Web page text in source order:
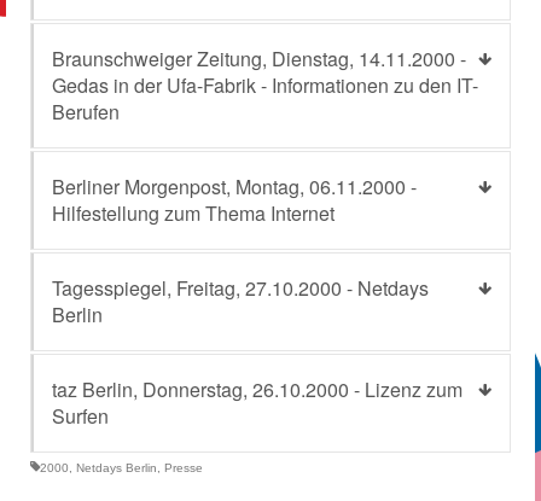
Braunschweiger Zeitung, Dienstag, 14.11.2000 -
Gedas in der Ufa-Fabrik - Informationen zu den IT-
Berufen
Berliner Morgenpost, Montag, 06.11.2000 -
Hilfestellung zum Thema Internet
Tagesspiegel, Freitag, 27.10.2000 - Netdays
Berlin
taz Berlin, Donnerstag, 26.10.2000 - Lizenz zum
Surfen
2000 Netdays Berlin Presse